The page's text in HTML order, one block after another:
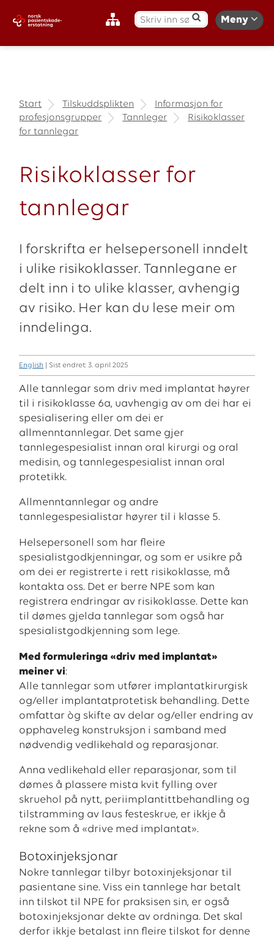
S
k
Meny
Start Tilskuddsplikten
Informasjon for
profesjonsgrupper
Tannleger
Risikoklasser
for tannlegar
Risikoklasser for
tannlegar
I forskrifta er helsepersonell inndelt
i ulike risikoklasser. Tannlegane er
delt inn i to ulike klasser, avhengig
av risiko. Her kan du lese meir om
inndelinga.
English | Sist endret: 3. april 2025
Alle tannlegar som driv med implantat høyrer
til i risikoklasse 6a, uavhengig av om dei har ei
spesialisering eller om dei er
allmenntannlegar. Det same gjer
tannlegespesialist innan oral kirurgi og oral
medisin, og tannlegespesialist innan oral
protetikk.
Allmenntannlegar og andre
tannlegespesialistar høyrer til i klasse 5.
Helsepersonell som har fleire
spesialistgodkjenningar, og som er usikre på
om dei er registrerte i rett risikoklasse, må
kontakta oss. Det er berre NPE som kan
registrera endringar av risikoklasse. Dette kan
til dømes gjelda tannlegar som også har
spesialistgodkjenning som lege.
Med formuleringa «driv med implantat»
meiner vi:
Alle tannlegar som utfører implantatkirurgisk
og/eller implantatprotetisk behandling. Dette
omfattar òg skifte av delar og/eller endring av
opphaveleg konstruksjon i samband med
nødvendig vedlikehald og reparasjonar.
Anna vedlikehald eller reparasjonar, som til
dømes å plassere mista kvit fylling over
skruehol på nytt, periimplantittbehandling og
tilstramming av laus festeskrue, er ikkje å
rekne som å «drive med implantat».
Botoxinjeksjonar
Nokre tannlegar tilbyr botoxinjeksjonar til
pasientane sine. Viss ein tannlege har betalt
inn tilskot til NPE for praksisen sin, er også
botoxinjeksjonar dekte av ordninga. Det skal
derfor ikkje betalast inn fleire tilskot for denne